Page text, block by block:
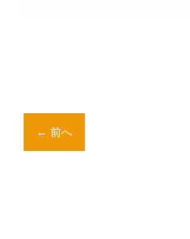
← 前へ